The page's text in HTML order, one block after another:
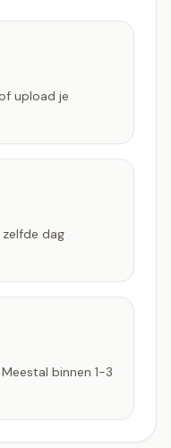
upload je
dag
binnen 1-3